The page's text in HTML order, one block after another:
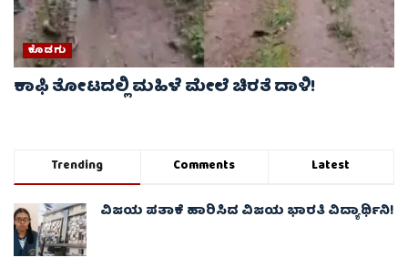
ಕೊಡಗು
ಕಾಫಿ ತೋಟದಲ್ಲಿ ಮಹಿಳೆ ಮೇಲೆ ಚಿರತೆ ದಾಳಿ!
Trending Comments Latest
ವಿಜಯ ಪತಾಕೆ ಹಾರಿಸಿದ ವಿಜಯ ಭಾರತಿ ವಿದ್ಯಾರ್ಥಿನಿ!